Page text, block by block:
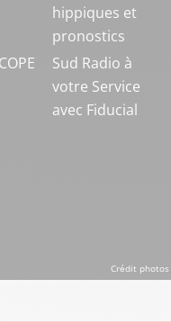
hippiques et
pronostics
Sud Radio à
votre Service
avec Fiducial
Crédit